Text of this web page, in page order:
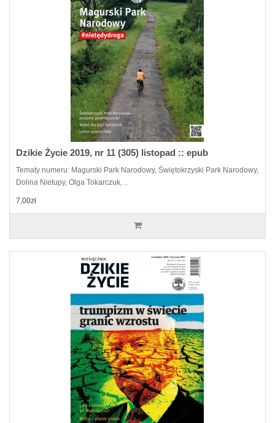
Dzikie Życie 2019, nr 11 (305) listopad :: epub
Tematy numeru: Magurski Park Narodowy, Świętokrzyski Park Narodowy,
Dolina Nietupy, Olga Tokarczuk, ..
7,00zł